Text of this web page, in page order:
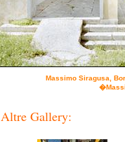
Massimo Siragusa,
Altre Gallery: